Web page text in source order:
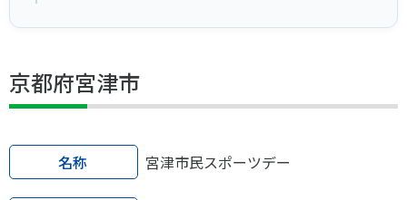
スポーツ政策・予算
健康とスポーツ
社会づくり
京都府宮津市
名称 宮津市民スポーツデー